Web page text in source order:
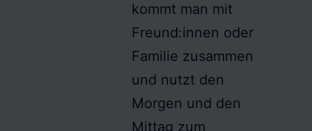
kommt man mit
Freund:innen oder
Familie zusammen
und nutzt den
Morgen und den
Mittag zum